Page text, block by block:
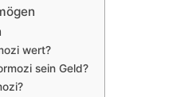
wert?
sein Geld?